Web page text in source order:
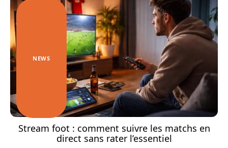
NEWS
Stream foot : comment suivre les matchs en
direct sans rater l’essentiel